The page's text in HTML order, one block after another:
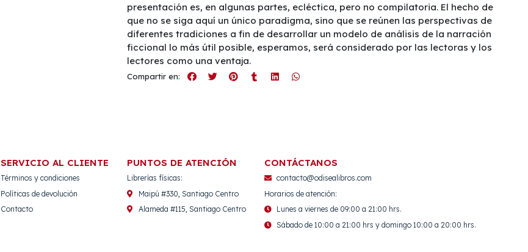
presentación es, en algunas partes, ecléctica, pero no compilatoria. El hecho de
que no se siga aquí un único paradigma, sino que se reúnen las perspectivas de
diferentes tradiciones a fin de desarrollar un modelo de análisis de la narración
ficcional lo más útil posible, esperamos, será considerado por las lectoras y los
lectores como una ventaja.
Compartir en:
SERVICIO AL CLIENTE
Términos y condiciones
Políticas de devolución
Contacto
PUNTOS DE ATENCIÓN
Librerías físicas:
Maipú #330, Santiago Centro
Alameda #115, Santiago Centro
CONTÁCTANOS
contacto@odisealibros.com
Horarios de atención:
Lunes a viernes de 09:00 a 21:00 hrs.
Sábado de 10:00 a 21:00 hrs y domingo 10:00 a 20:00 hrs.